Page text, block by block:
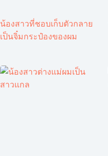
น้องสาวที่ชอบเก็บตัวกลาย
เป็นจิ๋มกระป๋องของผม